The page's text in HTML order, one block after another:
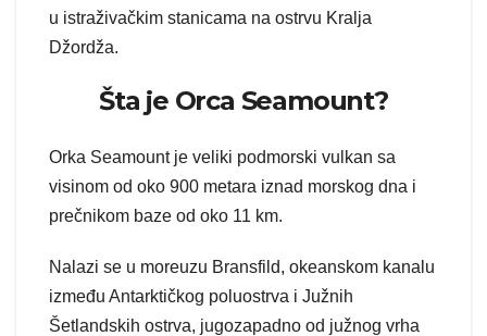
u istraživačkim stanicama na ostrvu Kralja
Džordža.
Šta je Orca Seamount?
Orka Seamount je veliki podmorski vulkan sa
visinom od oko 900 metara iznad morskog dna i
prečnikom baze od oko 11 km.
Nalazi se u moreuzu Bransfild, okeanskom kanalu
između Antarktičkog poluostrva i Južnih
Šetlandskih ostrva, jugozapadno od južnog vrha